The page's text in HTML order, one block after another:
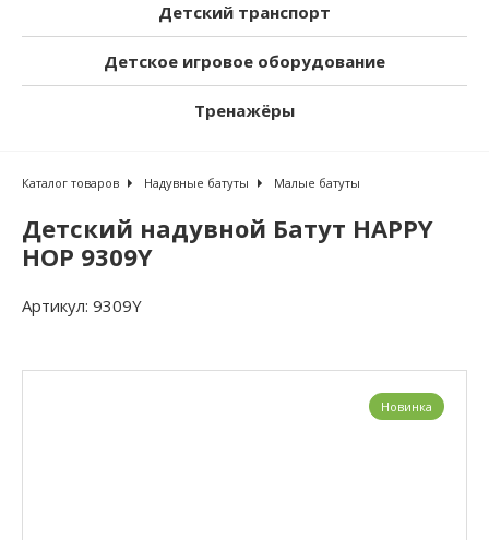
Детский транспорт
Детское игровое оборудование
Тренажёры
Каталог товаров Надувные батуты Малые батуты
Детский надувной Батут HAPPY
HOP 9309Y
Артикул: 9309Y
Новинка